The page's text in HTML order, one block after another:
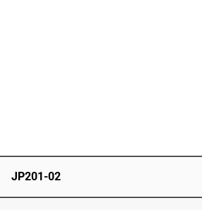
JP201-02